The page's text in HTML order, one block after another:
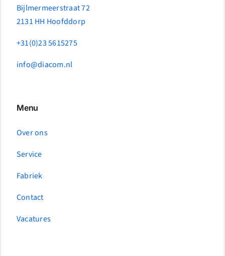
Bijlmermeerstraat 72
2131 HH Hoofddorp
+31(0)23 5615275
info@diacom.nl
Menu
Over ons
Service
Fabriek
Contact
Vacatures